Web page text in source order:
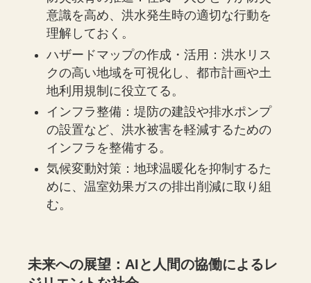
意識を高め、洪水発生時の適切な行動を
理解しておく。
ハザードマップの作成・活用：洪水リス
クの高い地域を可視化し、都市計画や土
地利用規制に役立てる。
インフラ整備：堤防の建設や排水ポンプ
の設置など、洪水被害を軽減するための
インフラを整備する。
気候変動対策：地球温暖化を抑制するた
めに、温室効果ガスの排出削減に取り組
む。
未来への展望：AIと人間の協働によるレ